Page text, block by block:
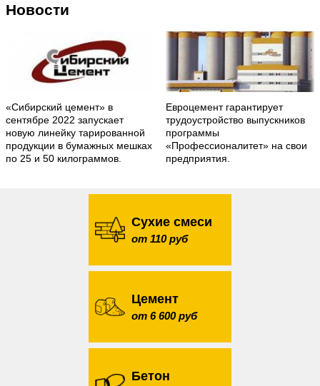
Новости
«Сибирский цемент» в
сентябре 2022 запускает
новую линейку тарированной
продукции в бумажных мешках
по 25 и 50 килограммов.
Евроцемент гарантирует
трудоустройство выпускников
программы
«Профессионалитет» на свои
предприятия.
Сухие смеси
от 110 руб
Цемент
от 6 600 руб
Бетон